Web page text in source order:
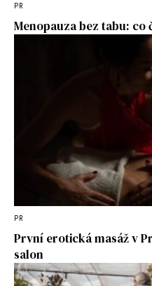
PR
Menopauza bez tabu: co
PR
První erotická masáž v
salon